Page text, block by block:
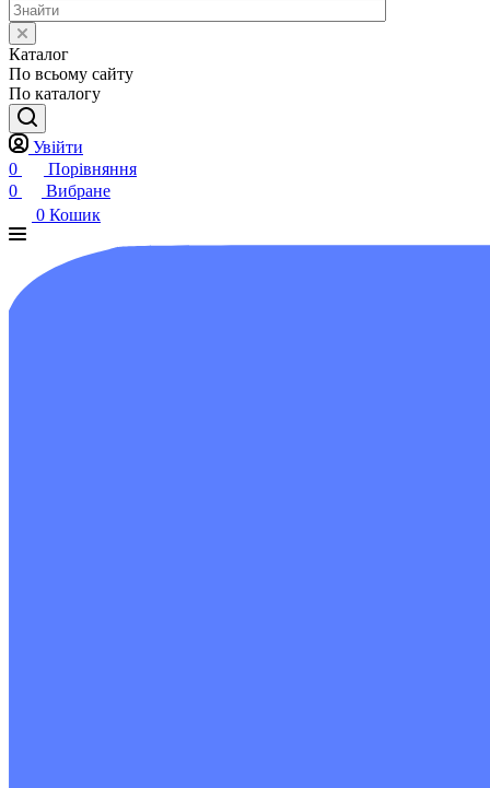
Каталог
По всьому сайту
По каталогу
Увійти
0
Порівняння
0
Вибране
0 Кошик